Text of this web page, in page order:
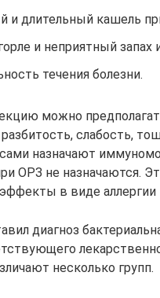
и длительный кашель
и неприятный запах
течения болезни.
можно
разбитость, слабость,
назначают
ОРЗ не назначаются.
в виде аллергии
диагноз
несколько групп.